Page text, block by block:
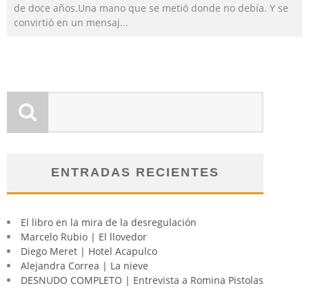
de doce años.Una mano que se metió donde no debía. Y se
convirtió en un mensaj...
ENTRADAS RECIENTES
El libro en la mira de la desregulación
Marcelo Rubio | El llovedor
Diego Meret | Hotel Acapulco
Alejandra Correa | La nieve
DESNUDO COMPLETO | Entrevista a Romina Pistolas